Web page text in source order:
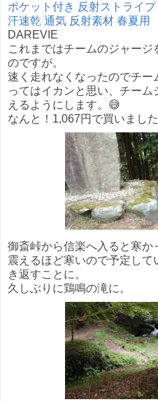
ポケット付き 反射ストライ
汗速乾 通気 反射素材 春夏用
DAREVIE
これまではチームのジャー
のですが。
速く走れなくなったのでチ
ってはイカンと思い、チー
えるようにします。😅
なんと！1,067円で買いました
御斎峠から信楽へ入ると寒か
震えるほど寒いので予定して
き返すことに。
久しぶりに鶏鳴の滝に。